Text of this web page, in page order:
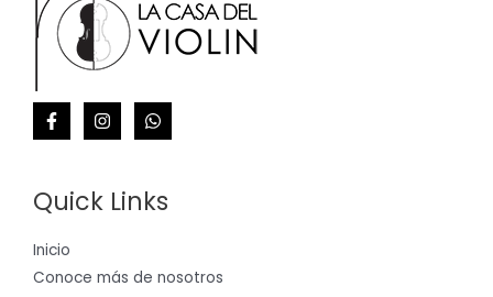
Quick Links
Inicio
Conoce más de nosotros